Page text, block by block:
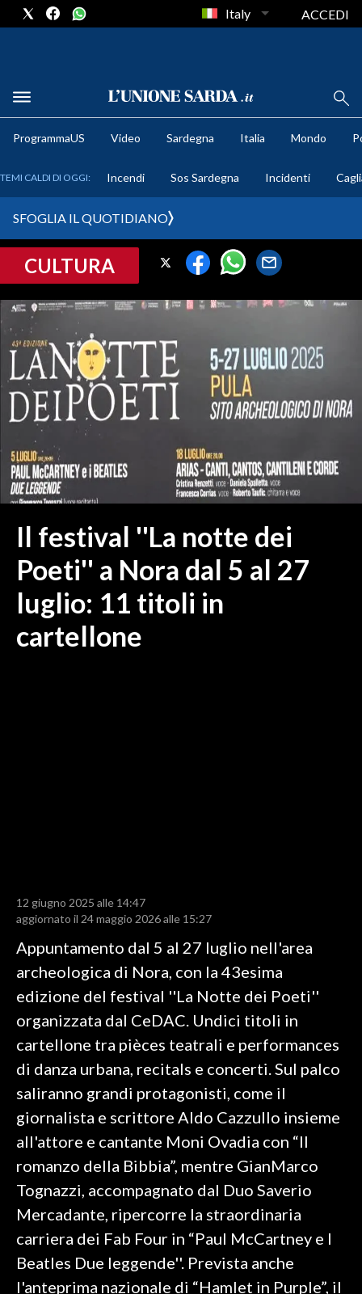
METEO
CRONACA SARDEGNA
PROVINCIA DI CAGLIARI
SULCIS IGLESIENTE
MEDIO CAMPIDANO
ORISTANO E PROVINCIA
SASSARI E PROVINCIA
GALLURA
NUORO E PROVINCIA
OGLIASTRA
ITALIA
MONDO
POLITICA
CALCIO
CALCIO REGIONALE
BASKET
VOLLEY
MOTORI
TENNIS
ALTRI SPORT
SPETTACOLI
SALUTE
SARDEGNA TURISMO
Italy ACCEDI
ProgrammaUS Video Sardegna Italia Mondo
TEMI CALDI DI OGGI: Incendi Sos Sardegna Incidenti
SFOGLIA IL QUOTIDIANO
CULTURA
Il festival ''La notte dei
Poeti'' a Nora dal 5 al 27
luglio: 11 titoli in
cartellone
12 giugno 2025 alle 14:47
aggiornato il 24 maggio 2026 alle 15:27
Appuntamento dal 5 al 27 luglio nell'area
archeologica di Nora, con la 43esima
edizione del festival ''La Notte dei Poeti''
organizzata dal CeDAC. Undici titoli in
cartellone tra pièces teatrali e performances
di danza urbana, recitals e concerti. Sul palco
saliranno grandi protagonisti, come il
giornalista e scrittore Aldo Cazzullo insieme
all'attore e cantante Moni Ovadia con “Il
romanzo della Bibbia”, mentre GianMarco
Tognazzi, accompagnato dal Duo Saverio
Mercadante, ripercorre la straordinaria
carriera dei Fab Four in “Paul McCartney e I
Beatles Due leggende''. Prevista anche
l'anteprima nazionale di “Hamlet in Purple”, il